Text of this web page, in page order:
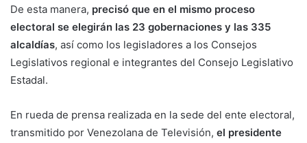
De esta manera, precisó que en el mismo proceso
electoral se elegirán las 23 gobernaciones y las 335
alcaldías, así como los legisladores a los Consejos
Legislativos regional e integrantes del Consejo Legislativo
Estadal.
En rueda de prensa realizada en la sede del ente electoral,
transmitido por Venezolana de Televisión, el presidente